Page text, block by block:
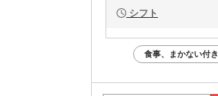
シフト
食事、まかない付き